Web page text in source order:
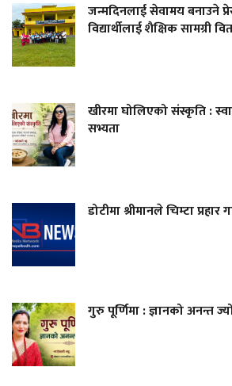
जन्मदिनलाई सेवामय बनाउने
विद्यार्थीलाई शैक्षिक सामग्री
खीरमा घोलिएको संस्कृति :
सभ्यता
डोटीमा श्रीमानले चिम्टा प्रहार
गुरु पूर्णिमा : ज्ञानको अनन्त